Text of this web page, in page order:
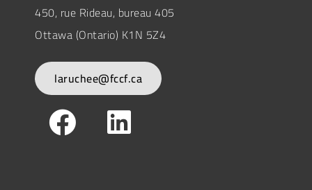
450, rue Rideau, bureau 405
Ottawa (Ontario) K1N 5Z4
laruchee@fccf.ca